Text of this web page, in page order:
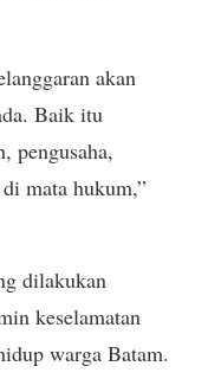
akan
Baik itu
pengusaha,
mata hukum,”
dilakukan
keselamatan
warga Batam.